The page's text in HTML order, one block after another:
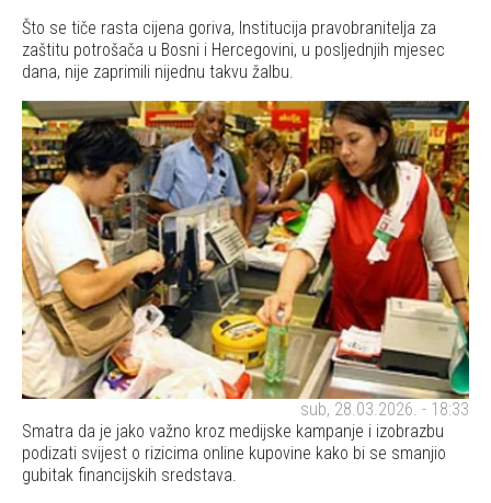
Što se tiče rasta cijena goriva, Institucija pravobranitelja za
zaštitu potrošača u Bosni i Hercegovini, u posljednjih mjesec
dana, nije zaprimili nijednu takvu žalbu.
sub, 28.03.2026. - 18:33
Smatra da je jako važno kroz medijske kampanje i izobrazbu
podizati svijest o rizicima online kupovine kako bi se smanjio
gubitak financijskih sredstava.